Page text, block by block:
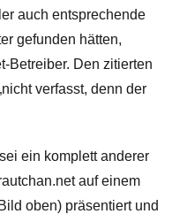
auch entsprechende
gefunden hätten,
Betreiber. Den zitierten
verfasst, denn der
ein komplett anderer
auf einem
oben) präsentiert und